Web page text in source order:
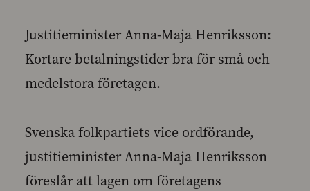
Justitieminister Anna-Maja Henriksson:
Kortare betalningstider bra för små och
medelstora företagen.
Svenska folkpartiets vice ordförande,
justitieminister Anna-Maja Henriksson
föreslår att lagen om företagens